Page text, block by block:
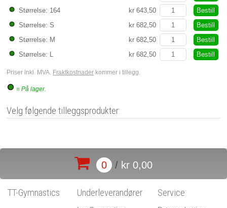
Størrelse: 164
kr 643,50
Bestill
Størrelse: S
kr 682,50
Bestill
Størrelse: M
kr 682,50
Bestill
Størrelse: L
kr 682,50 Bestill
Priser inkl. MVA. Fraktkostnader kommer i tillegg.
= På lager.
Velg følgende tilleggsprodukter:
0 / kr 0,00
TT-Gymnastics Underleverandører Service